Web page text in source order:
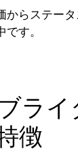
からステー
す。
ライ
徴